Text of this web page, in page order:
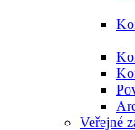
Veřejné